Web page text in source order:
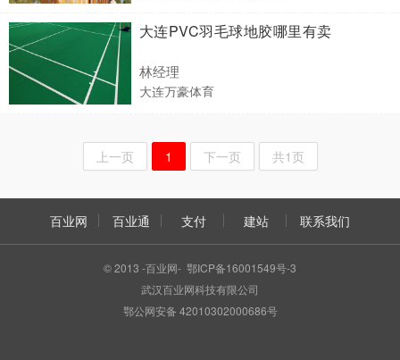
大连PVC羽毛球地胶哪里有卖
林经理
大连万豪体育
上一页 1 下一页 共1页
百业网 百业通 支付 建站 联系我们
© 2013 -百业网- 鄂ICP备16001549号-3
武汉百业网科技有限公司
鄂公网安备 42010302000686号